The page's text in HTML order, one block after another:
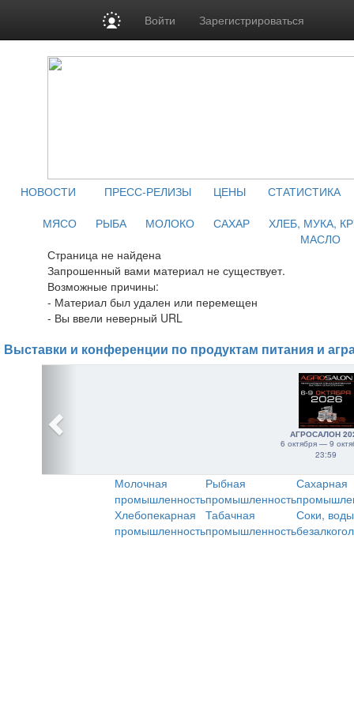
Войти Зарегистрироваться
НОВОСТИ ПРЕСС-РЕЛИЗЫ ЦЕНЫ
СТАТИСТИКА
МЯСО
РЫБА МОЛОКО САХАР
ХЛЕБ, МУКА,
МАСЛО
Страница не найдена
Запрошенный вами материал не существует.
Возможные причины:
- Материал был удален или перемещен
- Вы ввели неверный URL
Выставки и конференции по продуктам питания и
АГРОСАЛОН
6 октября — 9
23:59
Молочная
промышленность
Рыбная
промышленность
Сахарная
Хлебопекарная
промышленность
Табачная
промышленность
Соки,